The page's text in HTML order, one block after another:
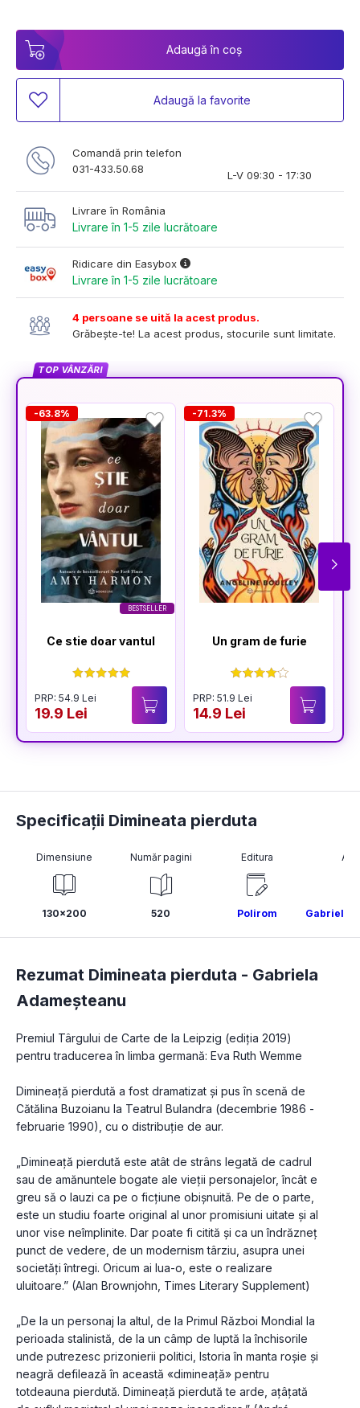
Adaugă în coș
Adaugă la favorite
Comandă prin telefon
031-433.50.68
L-V 09:30 - 17:30
Livrare în România
Livrare în 1-5 zile lucrătoare
Ridicare din Easybox
Livrare în 1-5 zile lucrătoare
4 persoane se uită la acest produs.
Grăbește-te! La acest produs, stocurile sunt limitate.
TOP VÂNZĂRI
BESTSELLER
-63.8%
Ce stie doar vantul
PRP: 54.9 Lei
19.9 Lei
-71.3%
Un gram de furie
PRP: 51.9 Lei
14.9 Lei
Specificații Dimineata pierduta
Dimensiune
130x200
Număr pagini
520
Editura
Polirom Gabriela
Rezumat Dimineata pierduta - Gabriela
Adameșteanu
Premiul Târgului de Carte de la Leipzig (ediția 2019)
pentru traducerea în limba germană: Eva Ruth Wemme
Dimineață pierdută a fost dramatizat și pus în scenă de
Cătălina Buzoianu la Teatrul Bulandra (decembrie 1986 -
februarie 1990), cu o distribuție de aur.
„Dimineaţă pierdută este atât de strâns legată de cadrul
sau de amănuntele bogate ale vieţii personajelor, încât e
greu să o lauzi ca pe o ficţiune obişnuită. Pe de o parte,
este un studiu foarte original al unor promisiuni uitate şi al
unor vise neîmplinite. Dar poate fi citită şi ca un îndrăzneţ
punct de vedere, de un modernism târziu, asupra unei
societăţi întregi. Oricum ai lua-o, este o realizare
uluitoare.” (Alan Brownjohn, Times Literary Supplement)
„De la un personaj la altul, de la Primul Război Mondial la
perioada stalinistă, de la un câmp de luptă la închisorile
unde putrezesc prizonierii politici, Istoria în manta roşie şi
neagră defilează în această «dimineaţă» pentru
totdeauna pierdută. Dimineaţă pierdută te arde, aţâţată